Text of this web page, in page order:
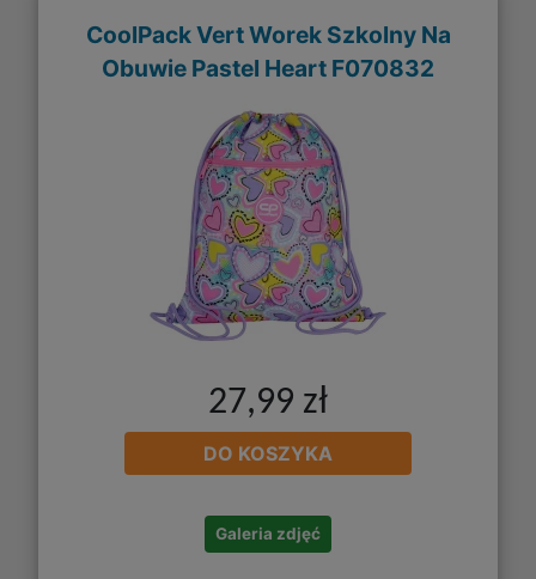
CoolPack Vert Worek Szkolny Na
Obuwie Pastel Heart F070832
27,99 zł
DO KOSZYKA
Galeria zdjęć